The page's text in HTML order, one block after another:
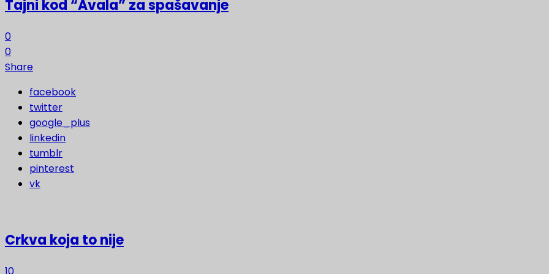
Tajni kod “Avala” za spašavanje
0
0
Share
facebook
twitter
google_plus
linkedin
tumblr
pinterest
vk
Crkva koja to nije
10